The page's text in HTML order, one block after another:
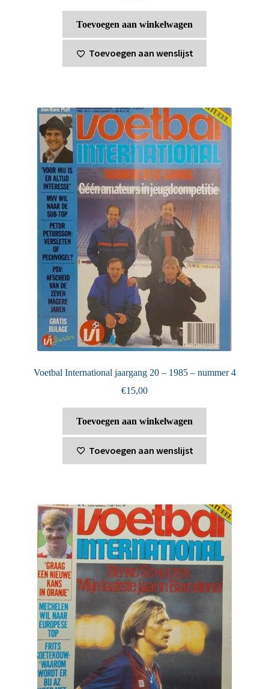
Toevoegen aan winkelwagen
Toevoegen aan wenslijst
Voetbal International jaargang 20 – 1985 – nummer 4
€15,00
Toevoegen aan winkelwagen
Toevoegen aan wenslijst